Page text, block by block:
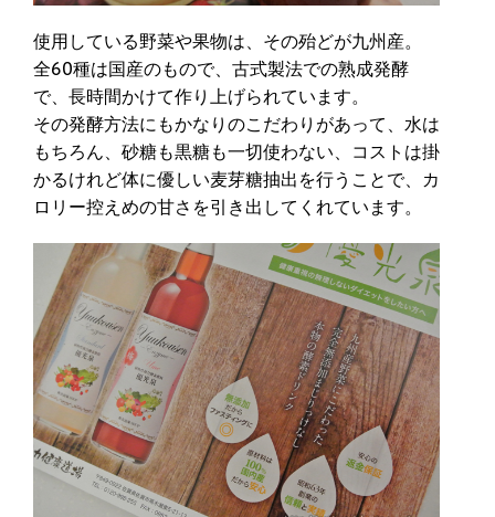
使用している野菜や果物は、その殆どが九州産。
全60種は国産のもので、古式製法での熟成発酵
で、長時間かけて作り上げられています。
その発酵方法にもかなりのこだわりがあって、水は
もちろん、砂糖も黒糖も一切使わない、コストは掛
かるけれど体に優しい麦芽糖抽出を行うことで、カ
ロリー控えめの甘さを引き出してくれています。